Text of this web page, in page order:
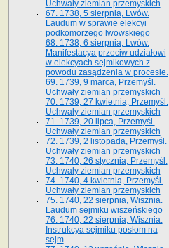
Uchwały ziemian przemyskich­
67. 1738, 5 sierpnia, Lwów.
Laudum w sprawie elekcyi
podkomorzego lwowskiego
68. 1738, 6 sierpnia, Lwów.
Manifestacya przeciw udziałowi
w elekcyach sejmikowych z
powodu zasądzenia w procesie.
69. 1739, 9 marca, Przemyśl.
Uchwały ziemian przemyskich
70. 1739, 27 kwietnia, Przemyśl.
Uchwały ziemian przemyskich
71. 1739, 20 lipca, Przemyśl.
Uchwały ziemian przemyskich
72. 1739, 2 listopada, Przemyśl.
Uchwały ziemian przemyskich
73. 1740, 26 stycznia, Przemyśl.
Uchwały ziemian przemyskich
74. 1740, 4 kwietnia, Przemyśl.
Uchwały ziemian przemyskich
75. 1740, 22 sierpnia, Wisznia.
Laudum sejmiku wiszeńskiego
76. 1740, 22 sierpnia, Wisznia.
Instrukcya sejmiku posłom na
sejm